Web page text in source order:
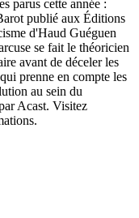
parus cette année :
publié aux Éditions
d'Haud Guéguen
se fait le théoricien
avant de déceler les
prenne en compte les
au sein du
Acast. Visitez